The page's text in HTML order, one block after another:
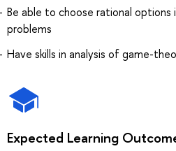
Be able to choose rational options
problems
Have skills in analysis of game-
Expected Learning